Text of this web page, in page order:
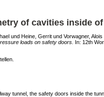
of cavities inside
und Heine, Gerrit und Vorwagner, Alois
loads on safety doors. In: 12th
tunnel, the safety doors inside the